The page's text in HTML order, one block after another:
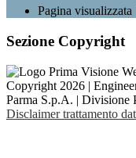
Pagina visualizzata
Sezione Copyright
Copyright 2026 |
Parma S.p.A. | Divisione
Disclaimer trattamento